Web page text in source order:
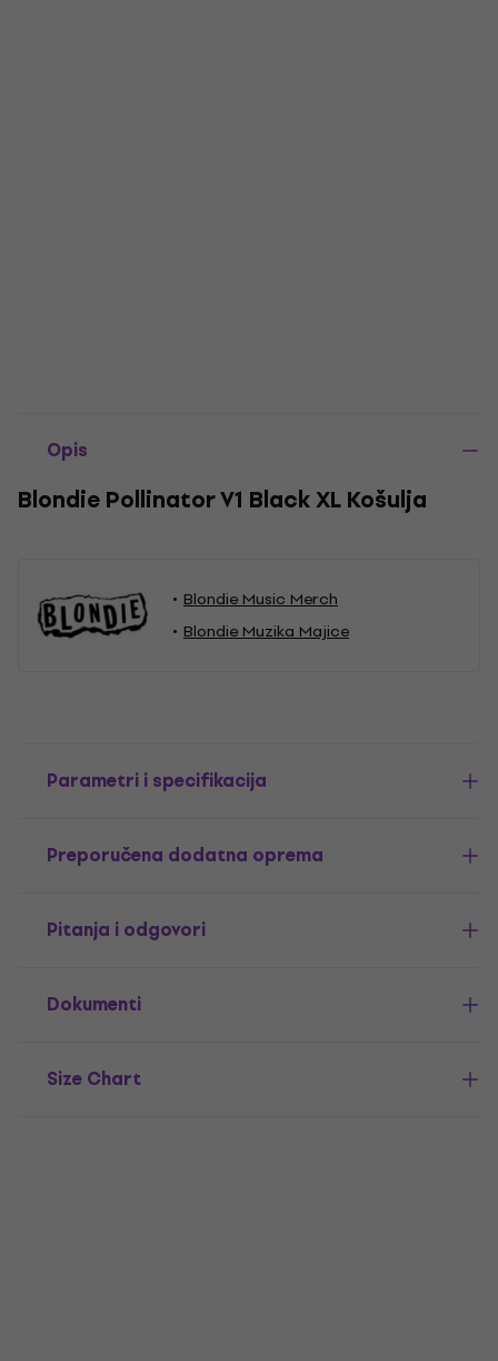
Opis
Blondie Pollinator V1 Black XL Košulja
Blondie Music Merch
Blondie Muzika Majice
Parametri i specifikacija
Preporučena dodatna oprema
Pitanja i odgovori
Dokumenti
Size Chart